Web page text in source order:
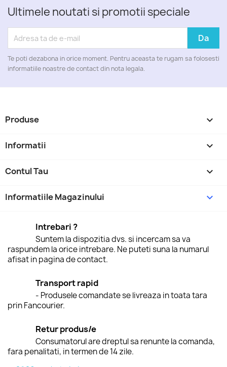
Ultimele noutati si promotii speciale
Te poti dezabona in orice moment. Pentru aceasta te rugam sa folosesti
informatiile noastre de contact din nota legala.
Produse 
Informatii 
Contul Tau 
Informatiile Magazinului keyboard_arrow_down
Intrebari ?
Suntem la dispozitia dvs. si incercam sa va
raspundem la orice intrebare. Ne puteti suna la numarul
afisat in pagina de contact.
Transport rapid
- Produsele comandate se livreaza in toata tara
prin Fancourier.
Retur produs/e
Consumatorul are dreptul sa renunte la comanda,
fara penalitati, in termen de 14 zile.